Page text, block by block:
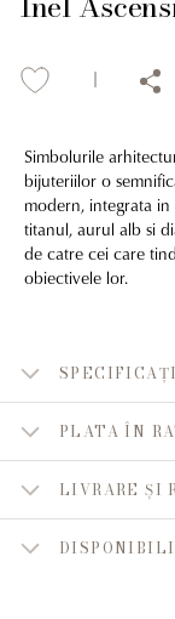
Simbolurile
bijuteriilor o
modern, integrata
titanul, aurul alb si
de catre cei care
obiectivele lor.
PLATA ÎN
LIVRARE ȘI